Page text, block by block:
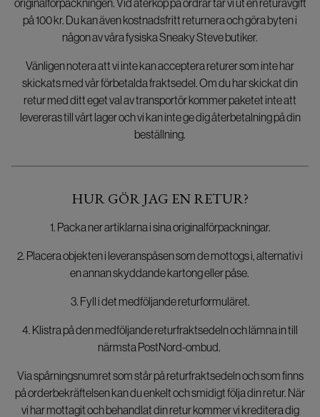
originalförpackningen. Vid återköp på ordrar tar vi ut en returavgift
på 100 kr. Du kan även kostnadsfritt returnera och göra byten i
någon av våra fysiska Sneaky Steve butiker.
Vänligen notera att vi inte kan acceptera returer som inte har
skickats med vår förbetalda fraktsedel. Om du har skickat din
retur med ditt eget val av transportör kommer paketet inte att
levereras till vårt lager och vi kan inte ge dig återbetalning på din
beställning.
HUR GÖR JAG EN RETUR?
1. Packa ner artiklarna i sina originalförpackningar.
2. Placera objekten i leveranspåsen som de mottogs i, alternativ i
en annan skyddande kartong eller påse.
3. Fyll i det medföljande returformuläret.
4. Klistra på den medföljande returfraktsedeln och lämna in till
närmsta PostNord-ombud.
Via spårningsnumret som står på returfraktsedeln och som finns
på orderbekräftelsen kan du enkelt och smidigt följa din retur. När
vi har mottagit och behandlat din retur kommer vi kreditera dig